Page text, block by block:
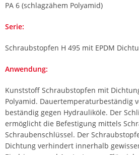
PA 6 (schlagzähem Polyamid)
Serie
Schraubstopfen H 495 mit EPDM
Anwendung
Kunststoff Schraubstopfen mit
Polyamid. Dauertemperaturbeständig
beständig gegen Hydrauliköle. Der
ermöglicht die Befestigung mittels
Schraubenschlüssel. Der
Dichtung verhindert innerhalb